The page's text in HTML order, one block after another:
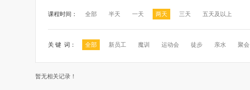
课程时间： 全部 半天 一天 两天 三天 五天及以上
关 键 词： 全部 新员工 魔训 运动会 徒步 亲水 聚会
暂无相关记录！